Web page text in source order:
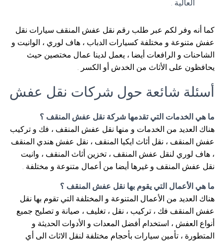
العالية .
كما أنه وفر لكم عبر طلب رقم نقل عفش المنقف سيارات نقل
عفش متنوعة و مختلفة كسيارات الدباب ، هاف لوري ، الوانيت و
الشاحنات و الرافعات أيضا ، يعمل لدينا عمال مختصين حيث
يحافظون على الأثاث من الخدش أو الكسر .
أسئلة شائعة حول شركات نقل عفش
ما هي الخدمات التي تقدمها شركة نقل عفش المنقف ؟
هناك العديد من الخدمات و منها نقل عفش المنقف ، فك و تركيب
عفش المنقف ، نقل أثاث ايكيا المنقف ، نقل عفش هندي المنقف
، هاف لوري لنقل عفش المنقف ، تخزين أثاث المنقف ، وانيت
نقل عفش المنقف و غيرها أيضا من أعمال متنوعة و مختلفة .
ما هي الأعمال التي يقوم بها نقل عفش المنقف ؟
هناك العديد من الأعمال المتنوعة و المختلفة التي تقوم بها نقل
عفش المنقف فك ، تركيب ، نقل ، تغليف ، صيانة و تصليح جميع
أنواع العفش ، استخدام أفضل المعدات و الأدوات الحديثة و
المتطورة ، تأمين سيارات بأحجام مختلفة لنقل الاثاث الى أي